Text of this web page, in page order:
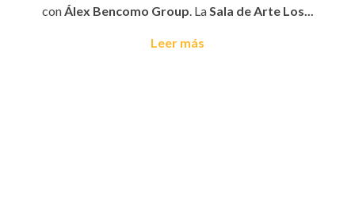
conÁlex Bencomo Group. LaSala de Arte Los...
Leer más